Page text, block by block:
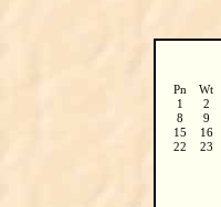
Pn Wt
1
2
8
9
15
16
22
23